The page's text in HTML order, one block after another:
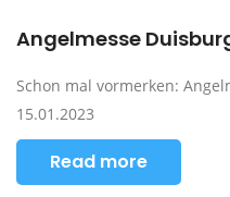
Angelmesse Duisburg
Schon mal vormerken:
15.01.2023
Read more